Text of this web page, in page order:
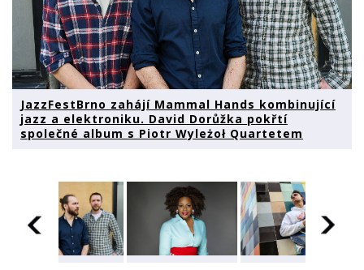
JazzFestBrno zahájí Mammal Hands kombinující
jazz a elektroniku. David Dorůžka pokřtí
společné album s Piotr Wyleżoł Quartetem